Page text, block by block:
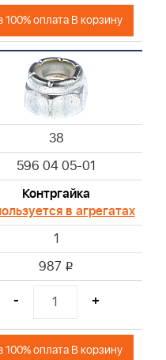
оплата В корзину
38
596 04 05-01
Контргайка
в агрегатах
1
987 i
- +
оплата В корзину